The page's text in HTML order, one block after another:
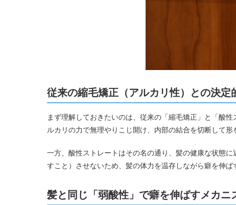
従来の縮毛矯正（アルカリ性）との決定
まず理解しておきたいのは、従来の「縮毛矯正」と「酸
ルカリの力で無理やりこじ開け、内部の結合を切断して
一方、酸性ストレートはその名の通り、髪の健康な状態に
すこと）させないため、髪の体力を温存しながら癖を伸ば
髪と同じ「弱酸性」で癖を伸ばすメカニ